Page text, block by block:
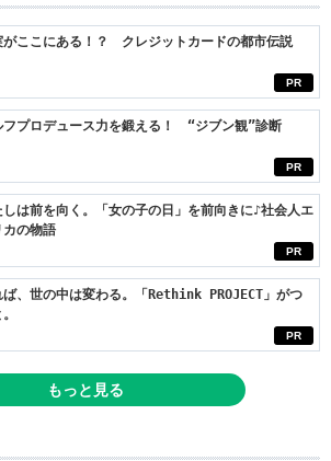
PR
がここにある！？ クレジットカードの都市伝説
PR
フプロデュース力を鍛える！ “ジブン観”診断
PR
しは前を向く。「女の子の日」を前向きに♪社会人エ
カの物語
PR
ば、世の中は変わる。「Rethink PROJECT」がつ
もっと見る